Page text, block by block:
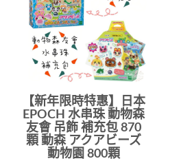
【新年限時特惠】日本
EPOCH 水串珠 動物森
友會 吊飾 補充包 870
顆 動森 アクアビーズ
動物園 800顆